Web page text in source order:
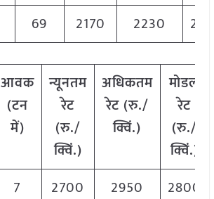
69 2170 2230
आवक
(टन
में)
न्यूनतम
रेट
(रु./
क्विं.)
अधिकतम
रेट (रु./
क्विं.)
मोडल
रेट
(रु./
क्विं.)
7 2700 2950
2800